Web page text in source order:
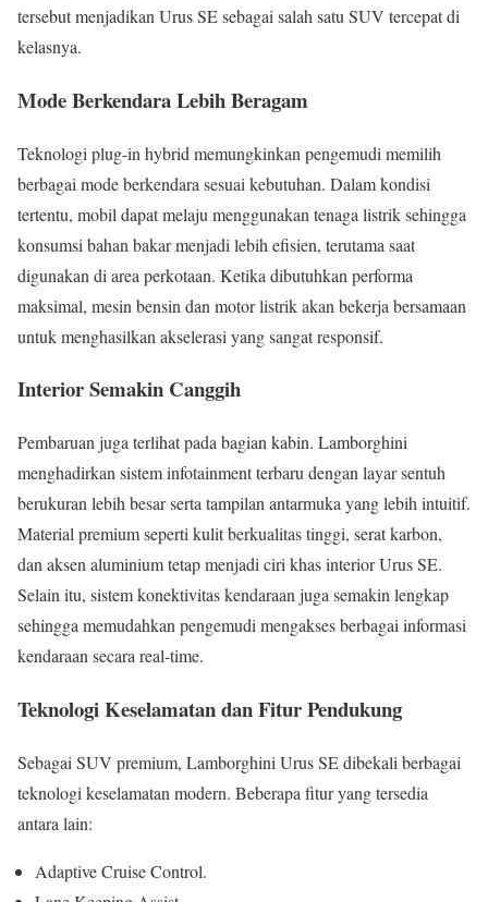
tersebut menjadikan Urus SE sebagai salah satu SUV tercepat di
kelasnya.
Mode Berkendara Lebih Beragam
Teknologi plug-in hybrid memungkinkan pengemudi memilih
berbagai mode berkendara sesuai kebutuhan. Dalam kondisi
tertentu, mobil dapat melaju menggunakan tenaga listrik sehingga
konsumsi bahan bakar menjadi lebih efisien, terutama saat
digunakan di area perkotaan. Ketika dibutuhkan performa
maksimal, mesin bensin dan motor listrik akan bekerja bersamaan
untuk menghasilkan akselerasi yang sangat responsif.
Interior Semakin Canggih
Pembaruan juga terlihat pada bagian kabin. Lamborghini
menghadirkan sistem infotainment terbaru dengan layar sentuh
berukuran lebih besar serta tampilan antarmuka yang lebih intuitif.
Material premium seperti kulit berkualitas tinggi, serat karbon,
dan aksen aluminium tetap menjadi ciri khas interior Urus SE.
Selain itu, sistem konektivitas kendaraan juga semakin lengkap
sehingga memudahkan pengemudi mengakses berbagai informasi
kendaraan secara real-time.
Teknologi Keselamatan dan Fitur Pendukung
Sebagai SUV premium, Lamborghini Urus SE dibekali berbagai
teknologi keselamatan modern. Beberapa fitur yang tersedia
antara lain:
Adaptive Cruise Control.